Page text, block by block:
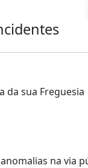
da sua Freguesia
na via